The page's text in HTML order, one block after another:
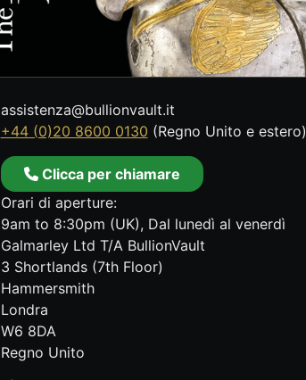
assistenza@bullionvault.it
+44 (0)20 8600 0130 (Regno Unito e estero)
Clicca per chiamare
Orari di aperture:
9am to 8:30pm (UK), Dal lunedì al venerdì
Galmarley Ltd T/A BullionVault
3 Shortlands (7th Floor)
Hammersmith
Londra
W6 8DA
Regno Unito